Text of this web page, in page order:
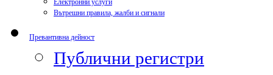
Електронни услуги
Вътрешни правила, жалби и сигнали
Превантивна дейност
Публични регистри